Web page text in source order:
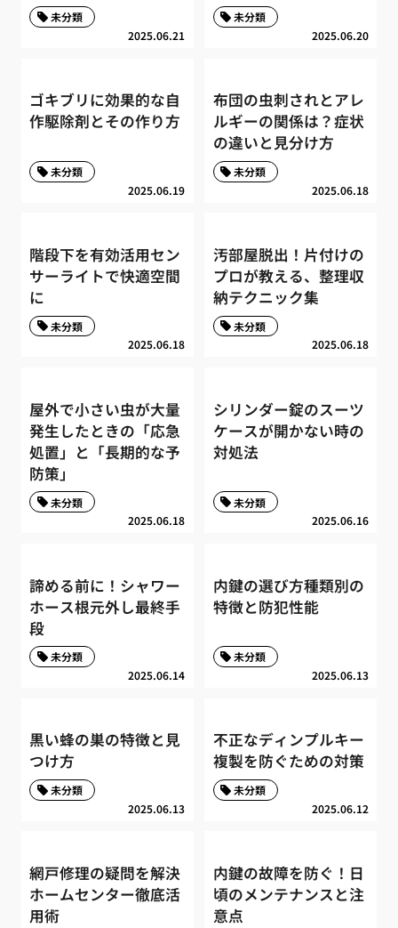
2025.06.21
未分類
2025.06.20
未分類
ゴキブリに効果的な自
作駆除剤とその作り方
2025.06.19
未分類
布団の虫刺されとアレ
ルギーの関係は？症状
の違いと見分け方
2025.06.18
未分類
階段下を有効活用セン
サーライトで快適空間
に
2025.06.18
未分類
汚部屋脱出！片付けの
プロが教える、整理収
納テクニック集
2025.06.18
未分類
屋外で小さい虫が大量
発生したときの「応急
処置」と「長期的な予
防策」
2025.06.18
未分類
シリンダー錠のスーツ
ケースが開かない時の
対処法
2025.06.16
未分類
諦める前に！シャワー
ホース根元外し最終手
段
2025.06.14
未分類
内鍵の選び方種類別の
特徴と防犯性能
2025.06.13
未分類
黒い蜂の巣の特徴と見
つけ方
2025.06.13
未分類
不正なディンプルキー
複製を防ぐための対策
2025.06.12
未分類
網戸修理の疑問を解決
ホームセンター徹底活
用術
内鍵の故障を防ぐ！日
頃のメンテナンスと注
意点